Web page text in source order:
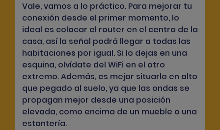
Vale, vamos a lo práctico. Para mejorar tu
conexión desde el primer momento, lo
ideal es colocar el router en el centro de la
casa, así la señal podrá llegar a todas las
habitaciones por igual. Si lo dejas en una
esquina, olvídate del WiFi en el otro
extremo. Además, es mejor situarlo en alto
que pegado al suelo, ya que las ondas se
propagan mejor desde una posición
elevada, como encima de un mueble o una
estantería.